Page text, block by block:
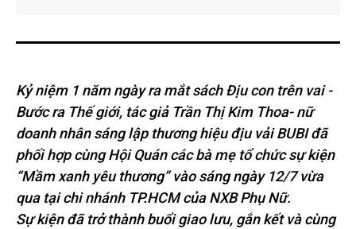
Kỷ niệm 1 năm ngày ra mắt sách Địu con trên vai -
Bước ra Thế giới, tác giả Trần Thị Kim Thoa- nữ
doanh nhân sáng lập thương hiệu địu vải BUBI đã
phối hợp cùng Hội Quán các bà mẹ tổ chức sự kiện
“Mầm xanh yêu thương” vào sáng ngày 12/7 vừa
qua tại chi nhánh TP.HCM của NXB Phụ Nữ.
Sự kiện đã trở thành buổi giao lưu, gắn kết và cùng